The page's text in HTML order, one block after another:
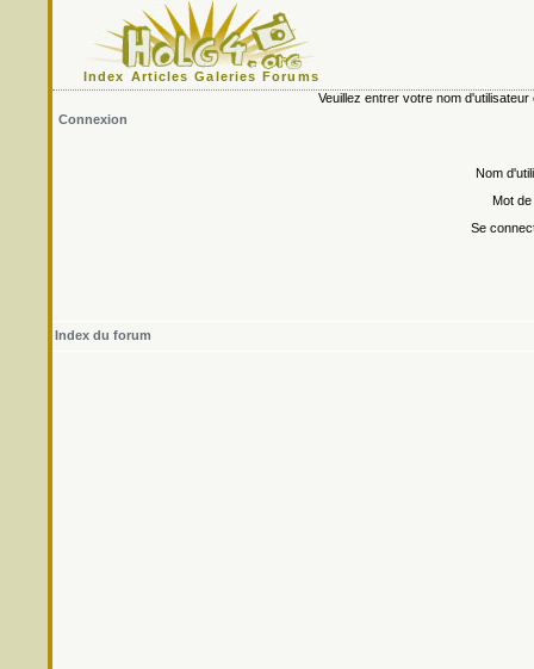
Index Articles Galeries Forums
Veuillez entrer votre nom
Connexion
Nom
Mot
Se
Index du forum